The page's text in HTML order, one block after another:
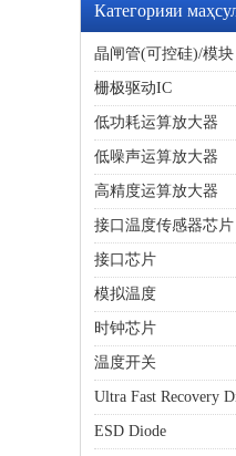
Категорияи
晶闸管(可控硅)/模块
栅极驱动IC
低功耗运算放大器
低噪声运算放大器
高精度运算放大器
接口温度传感器芯片
接口芯片
模拟温度
时钟芯片
温度开关
Ultra Fast Recovery
ESD Diode